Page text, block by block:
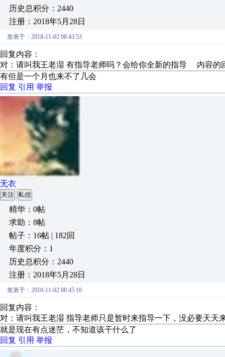
历史总积分：2440
注册：2018年5月28日
发表于：2018-11-02 08:43:53
回复内容：
对：请叫我王老湿 有指导老师吗？会给你全新的指导 内容的
有但是一个月也来不了几会
回复 引用 举报
无衣
关注 私信
精华：0帖
求助：8帖
帖子：16帖 | 182回
年度积分：1
历史总积分：2440
注册：2018年5月28日
发表于：2018-11-02 08:45:10
回复内容：
对：请叫我王老湿 指导老师只是暂时来指导一下，没必要天
就是现在有点迷茫，不知道该干什么了
回复 引用 举报